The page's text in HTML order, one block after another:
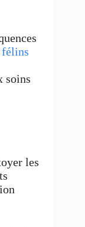
félins
soins
les